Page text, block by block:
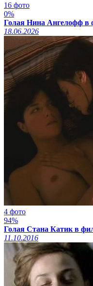
16 фото
0%
Голая Нина Ангелофф в
18.06.2026
4 фото
94%
Голая Стана Катик в
11.10.2016